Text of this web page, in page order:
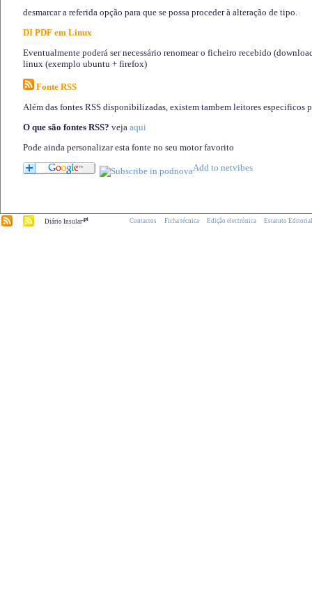
desmarcar a referida opção para que se possa proceder à alteração de tipo.
DI PDF em Linux
Eventualmente poderá ser necessário renomear o ficheiro recebido
linux (exemplo ubuntu + firefox)
Fonte RSS
Além das fontes RSS disponibilizadas, existem tambem leitores especificos
O que são fontes RSS? veja aqui
Pode ainda personalizar esta fonte no seu motor favorito
Diário Insular.pt Contactos Ficha técnica Edição electrónica Estatuto Editorial